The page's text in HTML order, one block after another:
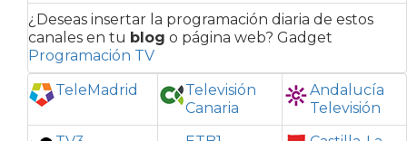
¿Deseas insertar la programación diaria de estos
canales en tu blog o página web? Gadget
Programación TV
TeleMadrid
Televisión
Canaria
Andalucía
Televisión